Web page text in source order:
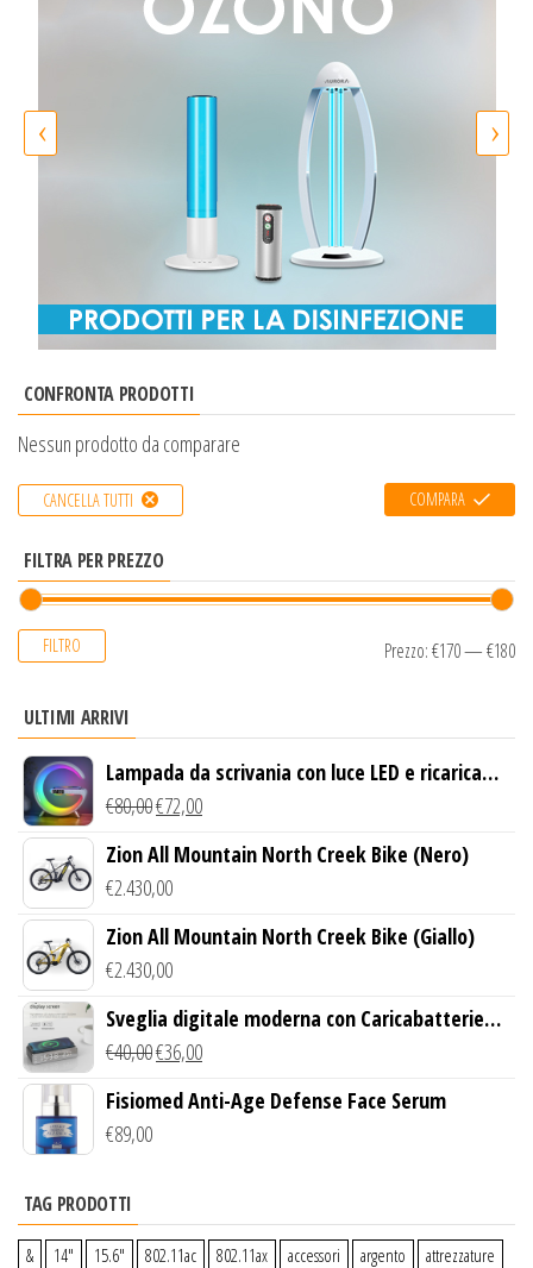
‹ ›
CONFRONTA PRODOTTI
Nessun prodotto da comparare
CANCELLA TUTTI COMPARA
FILTRA PER PREZZO
FILTRO Prezzo:€170—€180
ULTIMI ARRIVI
Lampada da scrivania con luce LED e ricarica
wireless
€80,00€72,00
Zion All Mountain North Creek Bike (Nero)
€2.430,00
Zion All Mountain North Creek Bike (Giallo)
€2.430,00
Sveglia digitale moderna con Caricabatterie
Wireless Qi
€40,00€36,00
Fisiomed Anti-Age Defense Face Serum
€89,00
TAG PRODOTTI
& 14″ 15.6″ 802.11ac 802.11ax accessori argento attrezzature